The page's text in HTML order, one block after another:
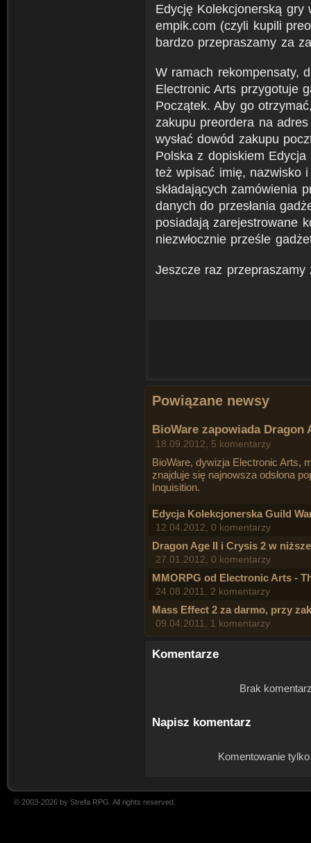
Edycję Kolekcjonerską
empik.com (czyli kupili
bardzo przepraszamy za
W ramach rekompensaty,
Electronic Arts przygotuje
Początek. Aby go
zakupu preordera na
wysłać dowód zakupu
Polska z dopiskiem
też wpisać imię, nazwisko
składających zamówienia
danych do przesłania
posiadają zarejestrowane
niezwłocznie prześle
Jeszcze raz przepraszamy
Powiązane newsy
BioWare zapowiada Dragon
18.09.2012, 5 komentarzy
BioWare, dywizja Electronic Arts,
znajduje się najnowsza odsłona
Inquisition.
Edycja Kolekcjonerska Guild
12.04.2012, 0 komentarzy
Dragon Age II i Crysis 2 w
27.01.2012, 0 komentarzy
MMORPG od Electronic Arts -
24.08.2011, 2 komentarzy
Mass Effect 2 za darmo, przy
09.04.2011, 1 komentarzy
Komentarze
Brak
Napisz komentarz
Komentowanie
© 2003-2026 by Strefa RPG. All rights reserved.